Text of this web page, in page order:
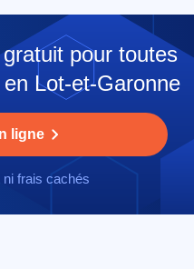
pour toutes
Lot-et-Garonne
ligne
frais cachés